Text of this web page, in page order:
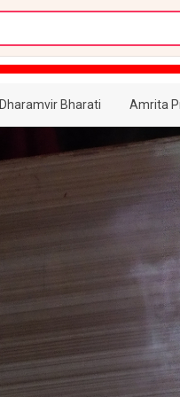
Dharamvir Bharati Amrita